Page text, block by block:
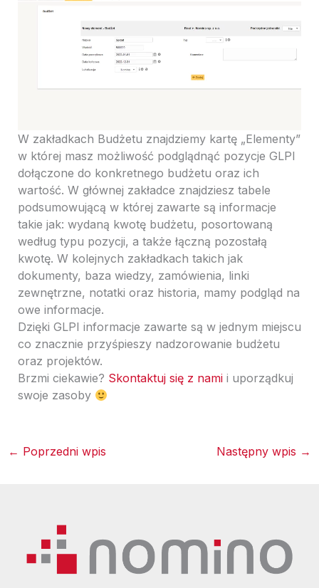
W zakładkach Budżetu znajdziemy kartę „Elementy”
w której masz możliwość podglądnąć pozycje GLPI
dołączone do konkretnego budżetu oraz ich
wartość. W głównej zakładce znajdziesz tabele
podsumowującą w której zawarte są informacje
takie jak: wydaną kwotę budżetu, posortowaną
według typu pozycji, a także łączną pozostałą
kwotę. W kolejnych zakładkach takich jak
dokumenty, baza wiedzy, zamówienia, linki
zewnętrzne, notatki oraz historia, mamy podgląd na
owe informacje.
Dzięki GLPI informacje zawarte są w jednym miejscu
co znacznie przyśpieszy nadzorowanie budżetu
oraz projektów.
Brzmi ciekawie? Skontaktuj się z namii uporządkuj
swoje zasoby
← Poprzedni wpis Następny wpis →